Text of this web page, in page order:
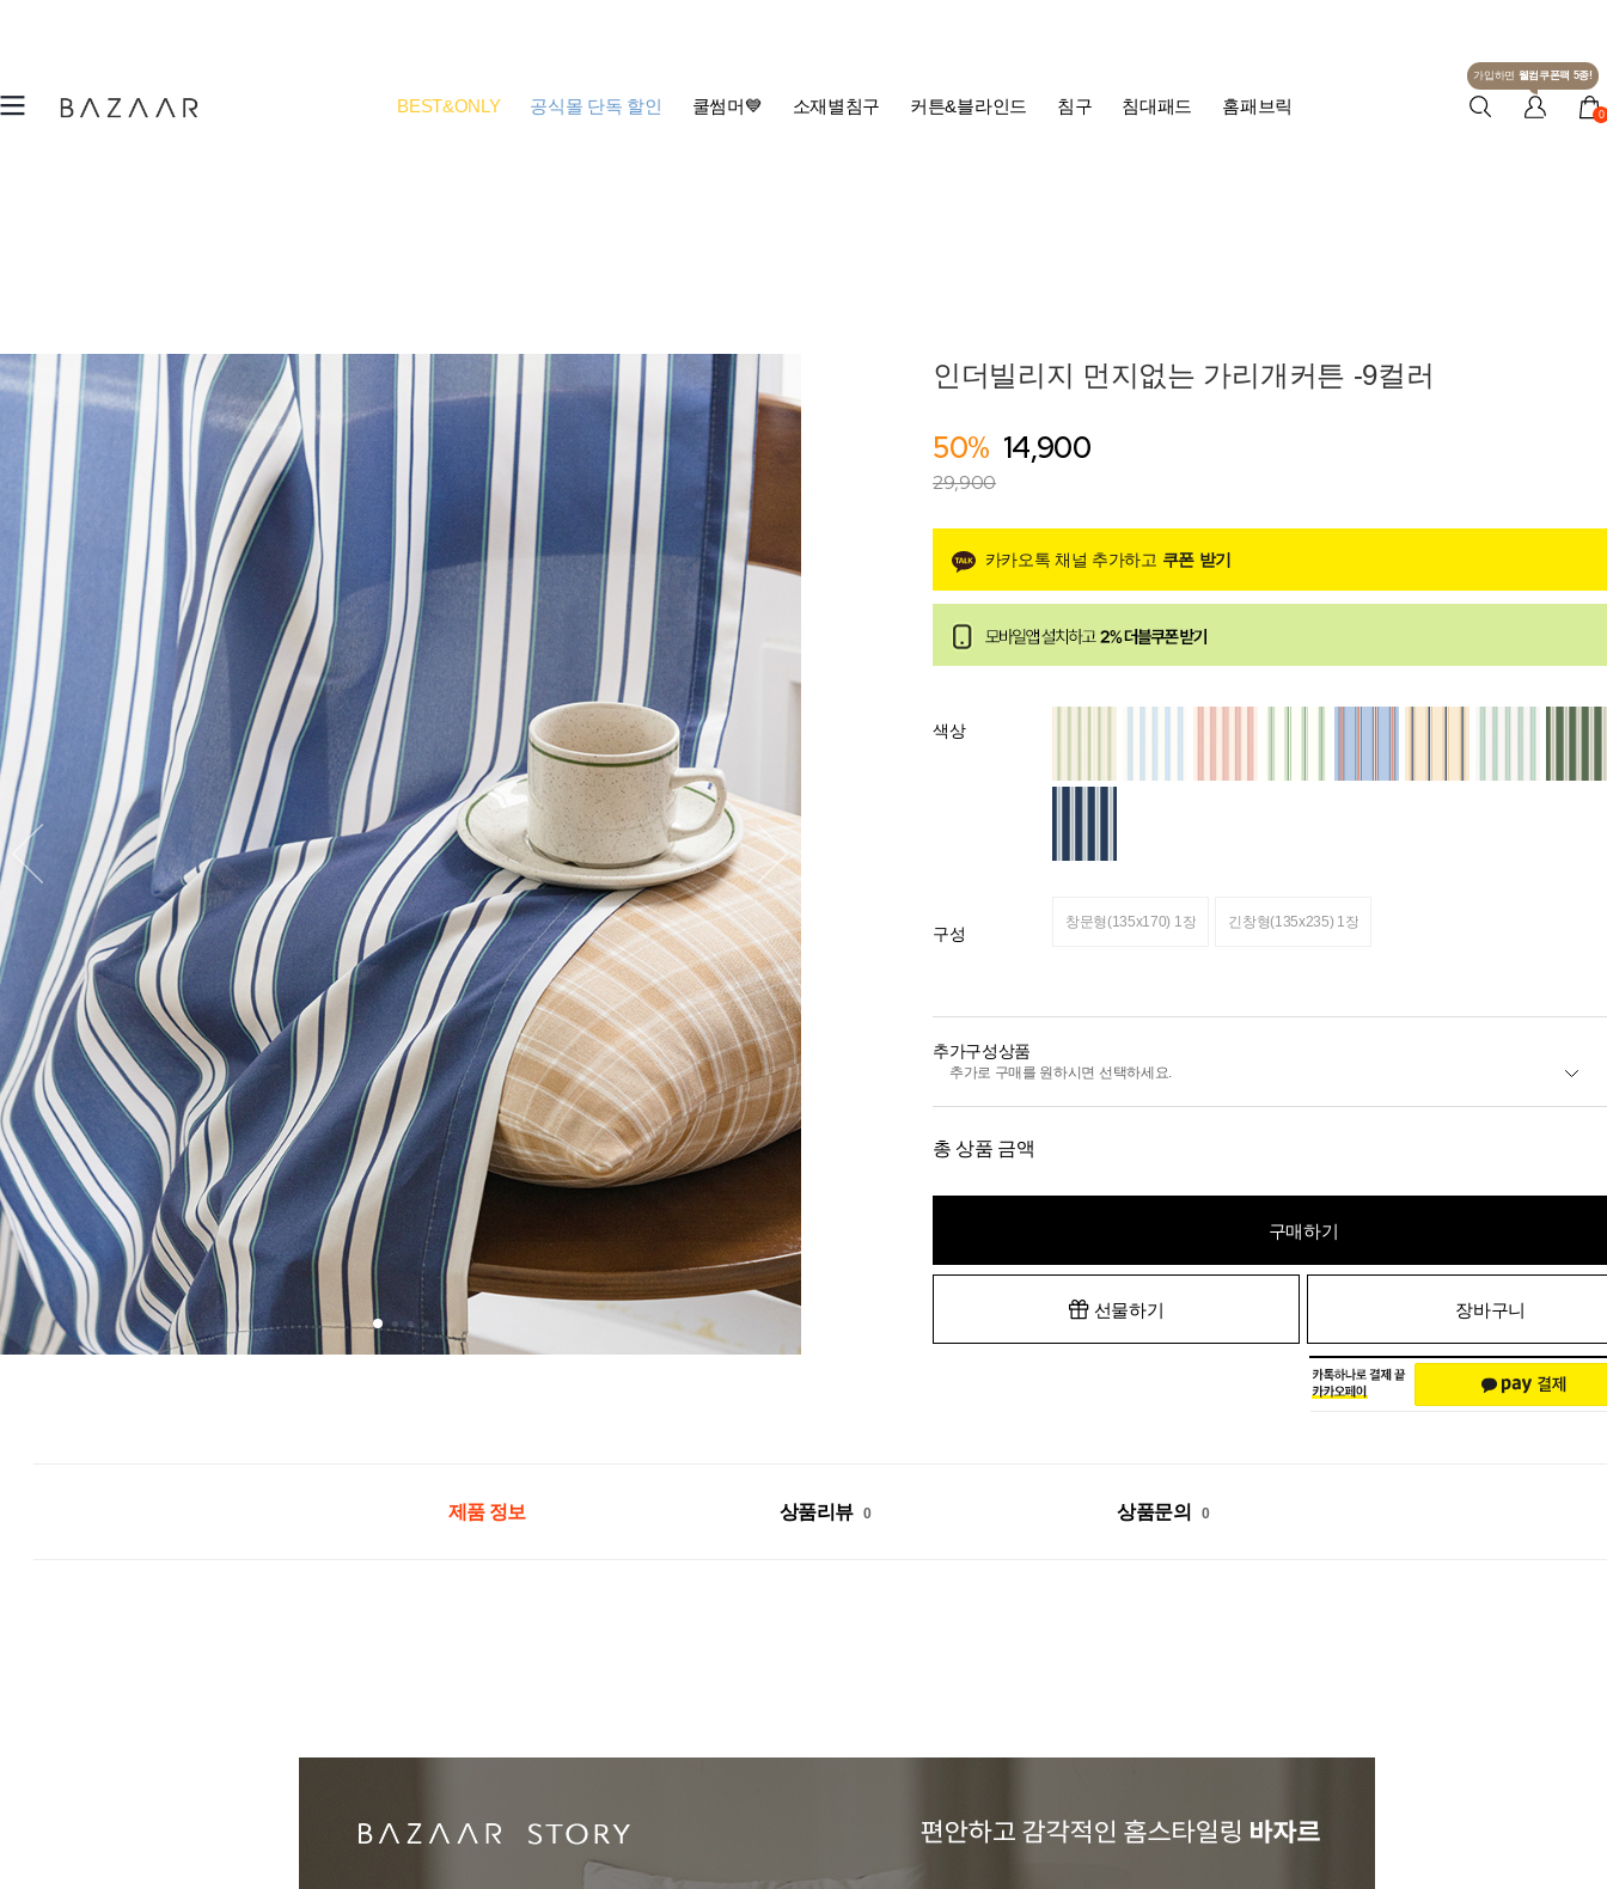
BEST&ONLY 공식몰 단독 할인 쿨썸머💙 소재별침구 커튼&블라인드 침구 침대패드 홈패브릭
가입하면 웰컴쿠폰팩 5종!
0
인더빌리지 먼지없는 가리개커튼 -9컬러
50% 14,900
29,900
카카오톡 채널 추가하고 쿠폰 받기
색상
구성
창문형(135x170) 1장 긴창형(135x235) 1장
추가구성상품
추가로 구매를 원하시면 선택하세요.
총 상품 금액
구매하기
선물하기 장바구니
제품 정보 상품리뷰 0 상품문의 0